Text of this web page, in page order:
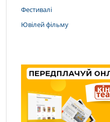
Фестивалі
Ювілей фільму